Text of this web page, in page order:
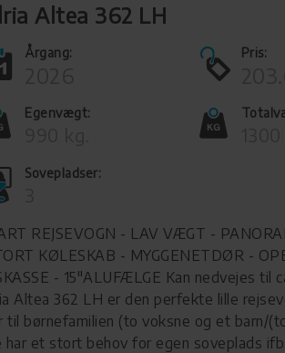
Altea 362 LH
Årgang: Pris:
Egenvægt:
Sovepladser:
REJSEVOGN - LAV VÆGT -
KØLESKAB - MYGGENETDØR -
- 15"ALUFÆLGE Kan nedvejes til
Altea 362 LH er den perfekte lille
til børnefamilien (to voksne og et barn/
har et stort behov for egen soveplads